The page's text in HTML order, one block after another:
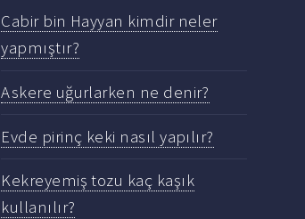
Cabir bin Hayyan kimdir neler
yapmıştır?
Askere uğurlarken ne denir?
Evde pirinç keki nasıl yapılır?
Kekreyemiş tozu kaç kaşık
kullanılır?